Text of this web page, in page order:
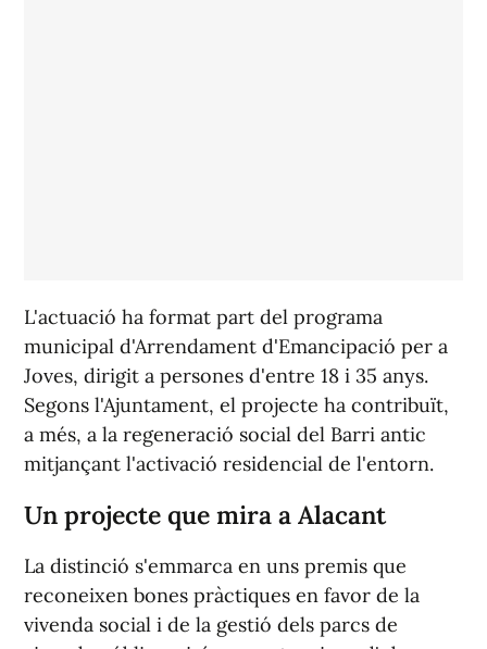
L'actuació ha format part del programa
municipal d'Arrendament d'Emancipació per a
Joves, dirigit a persones d'entre 18 i 35 anys.
Segons l'Ajuntament, el projecte ha contribuït,
a més, a la regeneració social del Barri antic
mitjançant l'activació residencial de l'entorn.
Un projecte que mira a Alacant
La distinció s'emmarca en uns premis que
reconeixen bones pràctiques en favor de la
vivenda social i de la gestió dels parcs de